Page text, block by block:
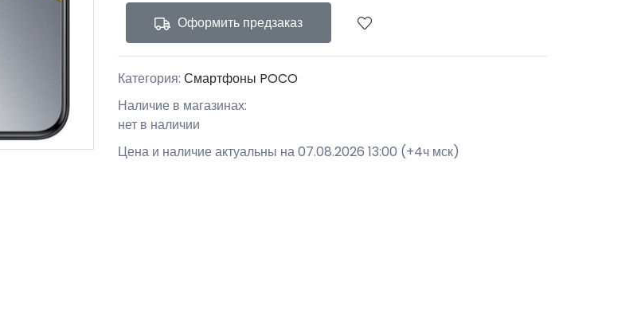
Оформить предзаказ
Категория: Смартфоны POCO
Наличие в магазинах:
нет в наличии
Цена и наличие актуальны на 07.08.2026 13:00 (+4ч мск)